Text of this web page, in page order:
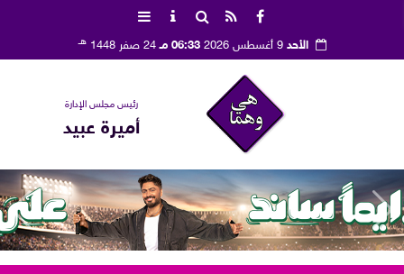
الأحد9 أغسطس 2026 06:33 مـ 24 صفر 1448 هـ
رئيس مجلس الإدارة
أميرة عبيد